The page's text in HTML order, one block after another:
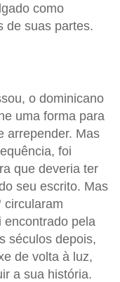
como
de suas partes.
o dominicano
uma forma para
arrepender. Mas
foi
que deveria ter
seu escrito. Mas
circularam
encontrado pela
séculos depois,
de volta à luz,
a sua história.